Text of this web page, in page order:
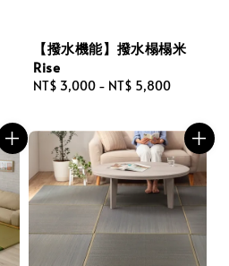
【撥水機能】撥水榻榻米
Rise
Regular
NT$ 3,000 - NT$ 5,800